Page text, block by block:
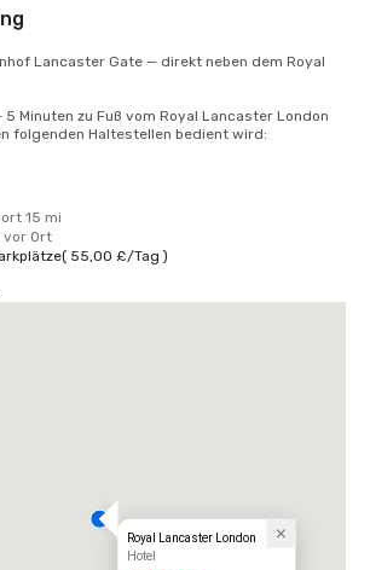
Lancaster Gate — direkt neben dem Royal
Minuten zu Fuß vom Royal Lancaster London
folgenden Haltestellen bedient wird:
London Heathrow in 15 Minuten!
Line
15 mi
vor Ort
( 55,00 £/Tag )
Royal Lancaster London
Hotel